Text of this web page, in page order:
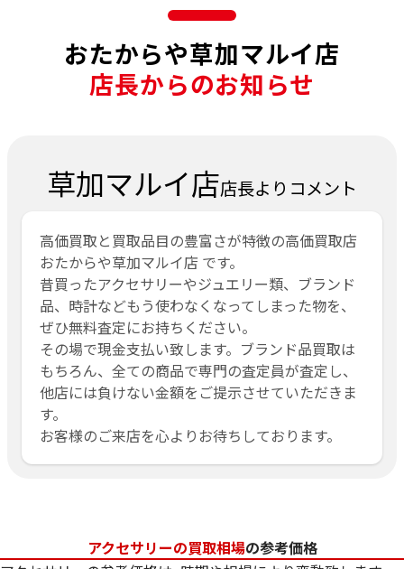
おたからや草加マルイ店
店長からのお知らせ
草加マルイ店店長よりコメント
高価買取と買取品目の豊富さが特徴の高価買取店
おたからや草加マルイ店 です。
昔買ったアクセサリーやジュエリー類、ブランド
品、時計などもう使わなくなってしまった物を、
ぜひ無料査定にお持ちください。
その場で現金支払い致します。ブランド品買取は
もちろん、全ての商品で専門の査定員が査定し、
他店には負けない金額をご提示させていただきま
す。
お客様のご来店を心よりお待ちしております。
アクセサリーの買取相場の参考価格